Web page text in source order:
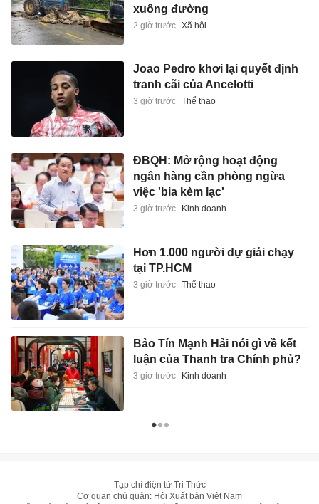
xuống đường
2 giờ trước Xã hội
Joao Pedro khơi lại quyết định
tranh cãi của Ancelotti
3 giờ trước Thể thao
ĐBQH: Mở rộng hoạt động
ngân hàng cần phòng ngừa
việc 'bia kèm lạc'
3 giờ trước Kinh doanh
Hơn 1.000 người dự giải chạy
tại TP.HCM
3 giờ trước Thể thao
Bảo Tín Mạnh Hải nói gì về kết
luận của Thanh tra Chính phủ?
3 giờ trước Kinh doanh
Tạp chí điện tử Tri Thức
Cơ quan chủ quản: Hội Xuất bản Việt Nam